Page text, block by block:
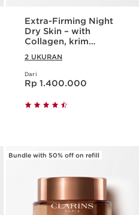
Extra-Firming Night
Dry Skin – with
Collagen, krim
moisturizer kolagen
2 UKURAN
Dari
Harga sekarang Rp 1.400.000
Rp 1.400.000
Bundle with 50% off on refill